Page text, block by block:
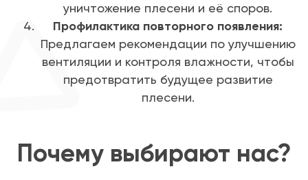
уничтожение плесени и её споров.
Профилактика повторного появления:
Предлагаем рекомендации по улучшению
вентиляции и контроля влажности, чтобы
предотвратить будущее развитие
плесени.
Почему выбирают нас?